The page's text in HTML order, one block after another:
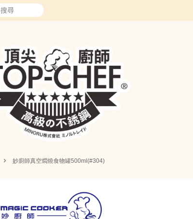
搜尋
› 妙廚師真空燜燒食物罐500ml(#304)